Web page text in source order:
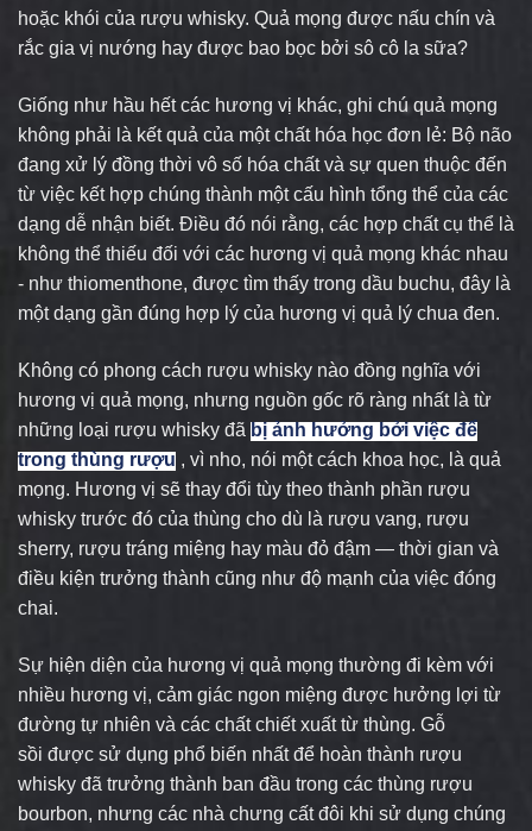
hoặc khói của rượu whisky. Quả mọng được nấu chín và
rắc gia vị nướng hay được bao bọc bởi sô cô la sữa?
Giống như hầu hết các hương vị khác, ghi chú quả mọng
không phải là kết quả của một chất hóa học đơn lẻ: Bộ não
đang xử lý đồng thời vô số hóa chất và sự quen thuộc đến
từ việc kết hợp chúng thành một cấu hình tổng thể của các
dạng dễ nhận biết. Điều đó nói rằng, các hợp chất cụ thể là
không thể thiếu đối với các hương vị quả mọng khác nhau
- như thiomenthone, được tìm thấy trong dầu buchu, đây là
một dạng gần đúng hợp lý của hương vị quả lý chua đen.
Không có phong cách rượu whisky nào đồng nghĩa với
hương vị quả mọng, nhưng nguồn gốc rõ ràng nhất là từ
những loại rượu whisky đã bị ảnh hưởng bởi việc để
trong thùng rượu , vì nho, nói một cách khoa học, là quả
mọng. Hương vị sẽ thay đổi tùy theo thành phần rượu
whisky trước đó của thùng cho dù là rượu vang, rượu
sherry, rượu tráng miệng hay màu đỏ đậm — thời gian và
điều kiện trưởng thành cũng như độ mạnh của việc đóng
chai.
Sự hiện diện của hương vị quả mọng thường đi kèm với
nhiều hương vị, cảm giác ngon miệng được hưởng lợi từ
đường tự nhiên và các chất chiết xuất từ ​​thùng. Gỗ
sồi được sử dụng phổ biến nhất để hoàn thành rượu
whisky đã trưởng thành ban đầu trong các thùng rượu
bourbon, nhưng các nhà chưng cất đôi khi sử dụng chúng